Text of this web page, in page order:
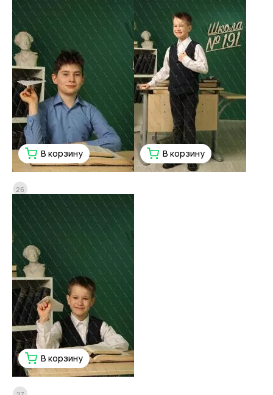
В корзину В корзину
В корзину
26